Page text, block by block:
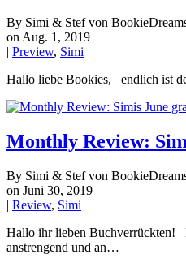
By Simi & Stef von
on Aug. 1, 2019
| Preview, Simi
Hallo liebe Bookies, endlich ist
Monthly Review:
By Simi & Stef von
on Juni 30, 2019
| Review, Simi
Hallo ihr lieben Buchverrückten!
anstrengend und an…